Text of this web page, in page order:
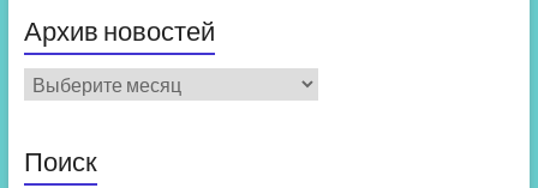
Архив новостей
Архив
новостей
Поиск